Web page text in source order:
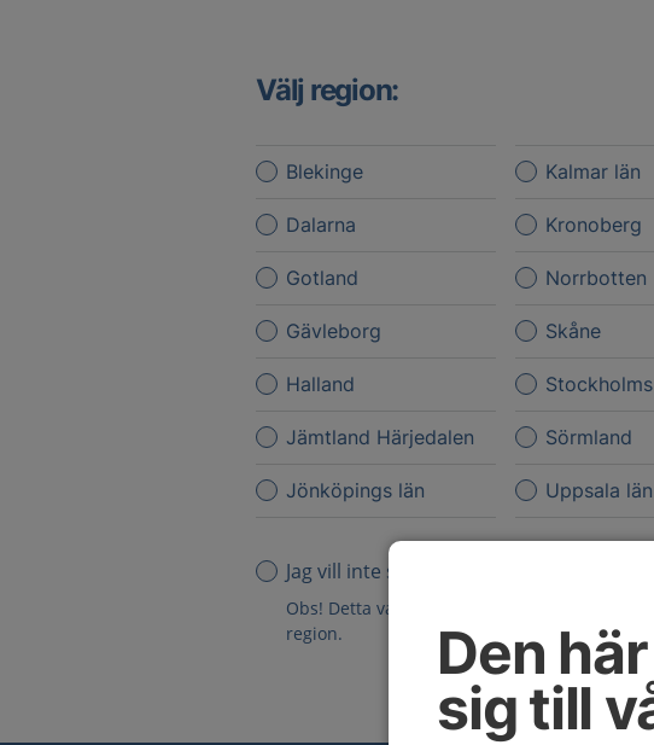
Den
sig till
Välj region:
Blekinge
Dalarna
Gotland
Gävleborg
Halland
Jämtland Härjedalen
Jönköpings län
Kalmar län
Kronoberg
Norrbotten
Skåne
Sörmland
Uppsala län
Jag vill inte se någon regional information
Obs! Detta val innebär att du inte ser
region.